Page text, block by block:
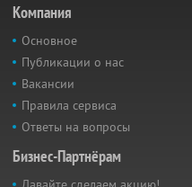
Компания
Основное
Публикации о нас
Вакансии
Правила сервиса
Ответы на вопросы
Бизнес-Партнёрам